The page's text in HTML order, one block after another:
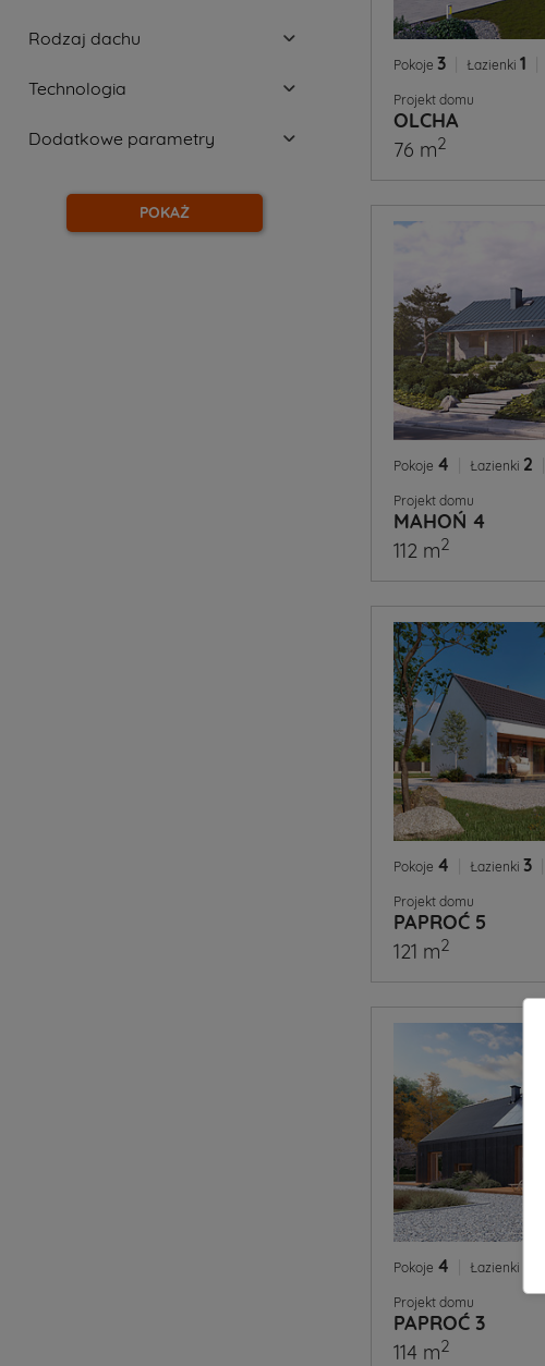
Pokoje 3 Łazienki 1
Projekt domu
OLCHA
76 m2
Pokoje 4 Łazienki 2
Projekt domu
MAHOŃ 4
112 m2
Pokoje 4 Łazienki 3
Projekt domu
PAPROĆ 5
121 m2
Pokoje 4 Łazienki
Projekt domu
PAPROĆ 3
114 m2
Rodzaj dachu
Technologia
Dodatkowe parametry
POKAŻ